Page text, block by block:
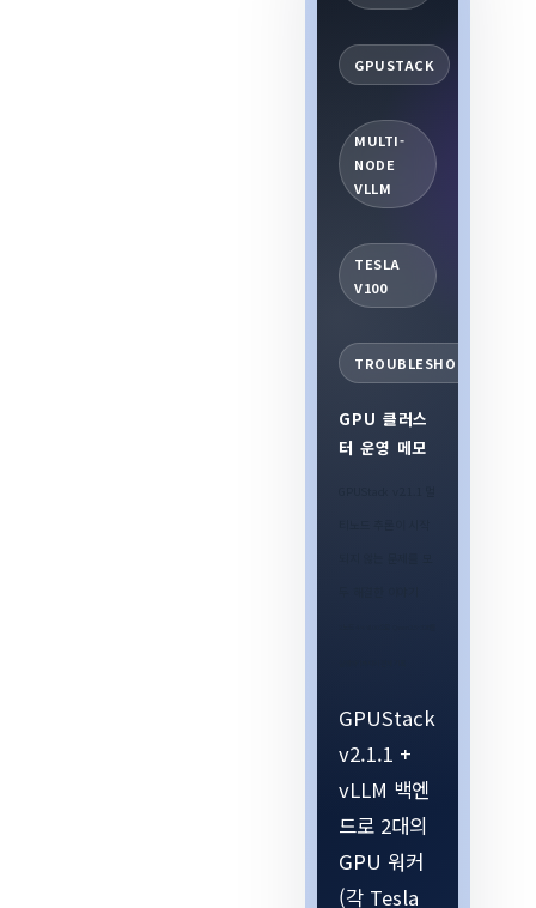
GPUSTACK
MULTI-
NODE
VLLM
TESLA
V100
TROUBLESHOOTING
GPU 클러스
터 운영 메모
GPUStack
v2.1.1 +
vLLM 백엔
드로 2대의
GPU 워커
(각 Tesla